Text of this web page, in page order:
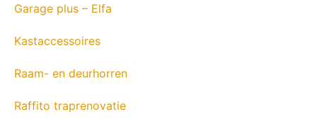
Garage plus – Elfa
Kastaccessoires
Raam- en deurhorren
Raffito traprenovatie